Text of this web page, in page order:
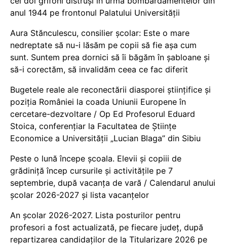
anul 1944 pe frontonul Palatului Universității
Aura Stănculescu, consilier școlar: Este o mare
nedreptate să nu-i lăsăm pe copii să fie așa cum
sunt. Suntem prea dornici să îi băgăm în șabloane și
să-i corectăm, să invalidăm ceea ce fac diferit
Bugetele reale ale reconectării diasporei științifice și
poziția României la coada Uniunii Europene în
cercetare-dezvoltare / Op Ed Profesorul Eduard
Stoica, conferențiar la Facultatea de Științe
Economice a Universității „Lucian Blaga” din Sibiu
Peste o lună începe școala. Elevii și copiii de
grădiniță încep cursurile și activitățile pe 7
septembrie, după vacanța de vară / Calendarul anului
școlar 2026-2027 și lista vacanțelor
An școlar 2026-2027. Lista posturilor pentru
profesori a fost actualizată, pe fiecare județ, după
repartizarea candidaților de la Titularizare 2026 pe